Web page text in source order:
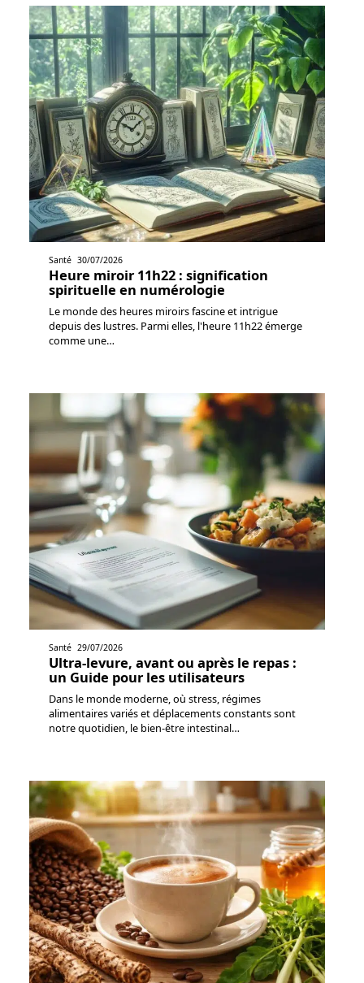
Santé 30/07/2026
Heure miroir 11h22 : signification
spirituelle en numérologie
Le monde des heures miroirs fascine et intrigue
depuis des lustres. Parmi elles, l'heure 11h22 émerge
comme une…
Santé 29/07/2026
Ultra-levure, avant ou après le repas :
un Guide pour les utilisateurs
Dans le monde moderne, où stress, régimes
alimentaires variés et déplacements constants sont
notre quotidien, le bien-être intestinal…